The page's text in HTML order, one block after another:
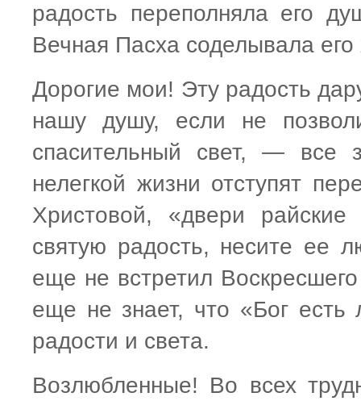
радость переполняла его
Вечная Пасха соделывала
Дорогие мои! Эту радость
нашу душу, если не
спасительный свет, — все
нелегкой жизни отступят
Христовой, «двери
святую радость, несите ее
еще не встретил
еще не знает, что «Бог
радости и света.
Возлюбленные! Во всех